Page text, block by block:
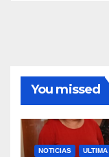
You missed
NOTICIAS